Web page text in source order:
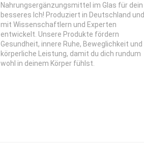
Nahrungsergänzungsmittel im Glas für dein
besseres Ich! Produziert in Deutschland und
mit Wissenschaftlern und Experten
entwickelt. Unsere Produkte fördern
Gesundheit, innere Ruhe, Beweglichkeit und
körperliche Leistung, damit du dich rundum
wohl in deinem Körper fühlst.